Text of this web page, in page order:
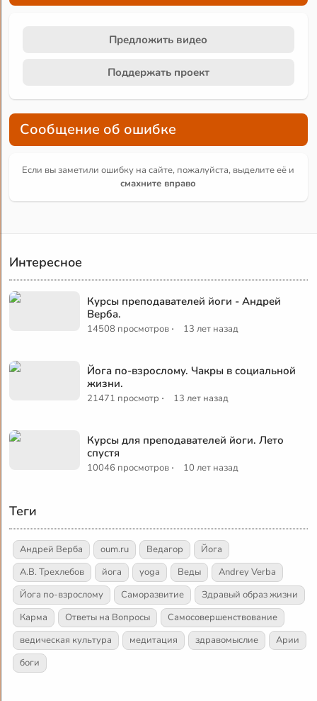
Предложить видео
Поддержать проект
Сообщение об ошибке
Если вы заметили ошибку на сайте, пожалуйста, выделите её и
смахните вправо
Интересное
Курсы преподавателей йоги - Андрей
Верба.
14508 просмотров · 13 лет назад
Йога по-взрослому. Чакры в социальной
жизни.
21471 просмотр · 13 лет назад
Курсы для преподавателей йоги. Лето
спустя
10046 просмотров · 10 лет назад
Теги
Андрей Верба oum.ru Ведагор
Йога
А.В. Трехлебов
йога yoga Веды
Andrey Verba
Йога по-взрослому
Саморазвитие
Здравый образ жизни
Карма
Ответы на Вопросы
Самосовершенствование
ведическая культура
медитация здравомыслие
Арии
боги